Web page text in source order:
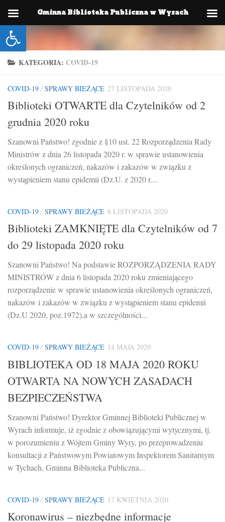
Otwórz pasek narzędzi
Skip to content
KATEGORIA: COVID-19
COVID-19 / SPRAWY BIEŻĄCE 27 LISTOPADA 2020
Biblioteki OTWARTE dla Czytelników od 2
grudnia 2020 roku
Szanowni Państwo! zgodnie z §10 ust. 22 Rozporządzenia Rady
Ministrów z dnia 26 listopada 2020 r. w sprawie ustanowienia
określonych ograniczeń, nakazów i zakazów w związku z
wystąpieniem stanu epidemii (Dz.U. z 2020 r....
COVID-19 / SPRAWY BIEŻĄCE 6 LISTOPADA 2020
Biblioteki ZAMKNIĘTE dla Czytelników od 7
do 29 listopada 2020 roku
Szanowni Państwo! Na podstawie ROZPORZĄDZENIA RADY
MINISTRÓW z dnia 6 listopada 2020 roku zmieniającego
rozporządzenie w sprawie ustanowienia określonych ograniczeń,
nakazów i zakazów w związku z wystąpieniem stanu epidemii
(Dz.U 2020, poz.1972),a w szczególności...
COVID-19 / SPRAWY BIEŻĄCE 14 MAJA 2020
BIBLIOTEKA OD 18 MAJA 2020 ROKU
OTWARTA NA NOWYCH ZASADACH
BEZPIECZEŃSTWA
Szanowni Państwo! Dyrektor Gminnej Biblioteki Publicznej w
Wyrach informuje, iż zgodnie z obowiązującymi wytycznymi, tj.
w porozumieniu z Wójtem Gminy Wyry, po przeprowadzeniu
konsultacji z Państwowym Powiatowym Inspektorem Sanitarnym
w Tychach, Gminna Biblioteka Publiczna...
COVID-19 / SPRAWY BIEŻĄCE 17 KWIETNIA 2020
Koronawirus – niezbędne informacje
Gminna Biblioteka Publiczna w Wyrach